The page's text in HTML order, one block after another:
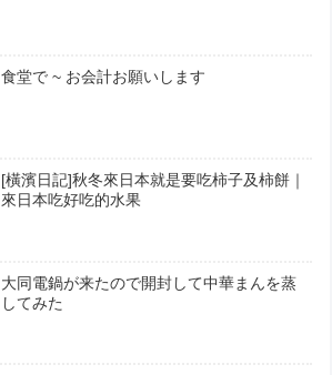
食堂で ~ お会計お願いします
[橫濱日記]秋冬來日本就是要吃柿子及柿餅｜
來日本吃好吃的水果
大同電鍋が来たので開封して中華まんを蒸
してみた